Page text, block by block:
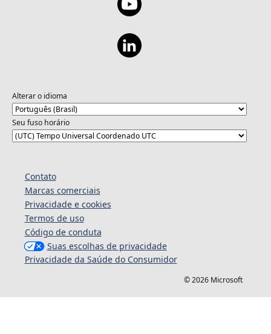
Alterar o idioma
Seu fuso horário
Contato
Marcas comerciais
Privacidade e cookies
Termos de uso
Código de conduta
Suas escolhas de privacidade
Privacidade da Saúde do Consumidor
© 2026 Microsoft